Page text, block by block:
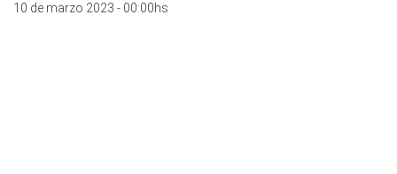
10 de marzo 2023 - 00:00hs